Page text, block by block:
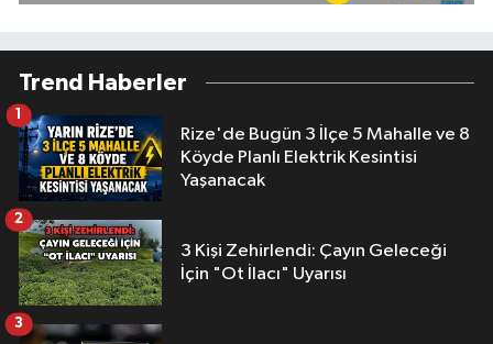
Trend Haberler
Rize'de Bugün 3 İlçe 5 Mahalle ve 8
Köyde Planlı Elektrik Kesintisi
Yaşanacak
1
3 Kişi Zehirlendi: Çayın Geleceği
İçin "Ot İlacı" Uyarısı
2
3